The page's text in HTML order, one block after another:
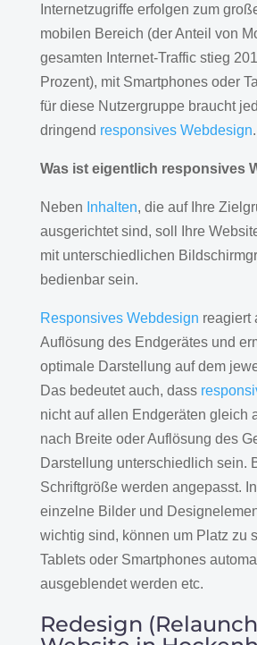
Internetzugriffe erfolgen zum
mobilen Bereich (der Anteil von
gesamten Internet-Traffic stieg
Prozent), mit Smartphones oder
für diese Nutzergruppe braucht
dringend responsives Webdesign.
Was ist eigentlich responsives
Neben Inhalten, die auf Ihre
ausgerichtet sind, soll Ihre
mit unterschiedlichen
bedienbar sein.
Responsives Webdesign reagiert
Auflösung des Endgerätes und
optimale Darstellung auf dem
Das bedeutet auch, dass
nicht auf allen Endgeräten gleich
nach Breite oder Auflösung des
Darstellung unterschiedlich sein.
Schriftgröße werden angepasst.
einzelne Bilder und
wichtig sind, können um Platz zu
Tablets oder Smartphones
ausgeblendet werden etc.
Redesign